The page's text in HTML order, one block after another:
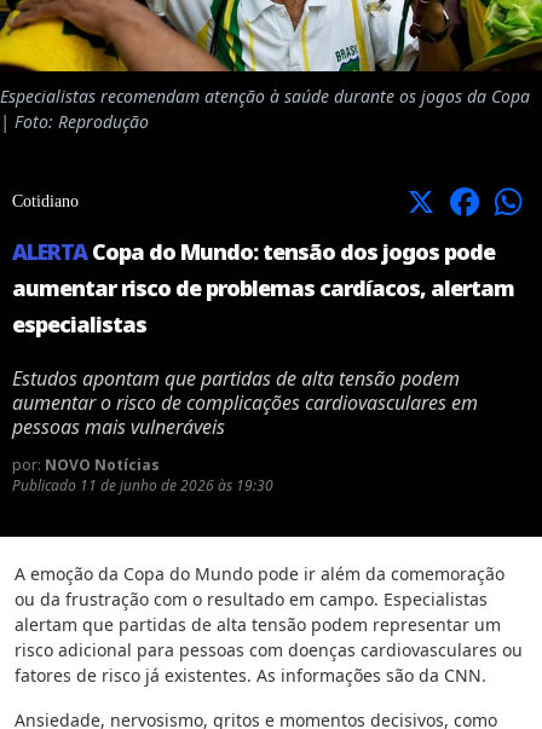
Especialistas recomendam atenção à saúde durante os jogos da Copa
| Foto: Reprodução
Cotidiano X Facebook
ALERTACopa do Mundo: tensão dos jogos pode
aumentar risco de problemas cardíacos, alertam
especialistas
Estudos apontam que partidas de alta tensão podem
aumentar o risco de complicações cardiovasculares em
pessoas mais vulneráveis
por: NOVO Notícias
Publicado 11 de junho de 2026 às 19:30
A emoção da Copa do Mundo pode ir além da comemoração
ou da frustração com o resultado em campo. Especialistas
alertam que partidas de alta tensão podem representar um
risco adicional para pessoas com doenças cardiovasculares ou
fatores de risco já existentes. As informações são da CNN.
Ansiedade, nervosismo, gritos e momentos decisivos, como